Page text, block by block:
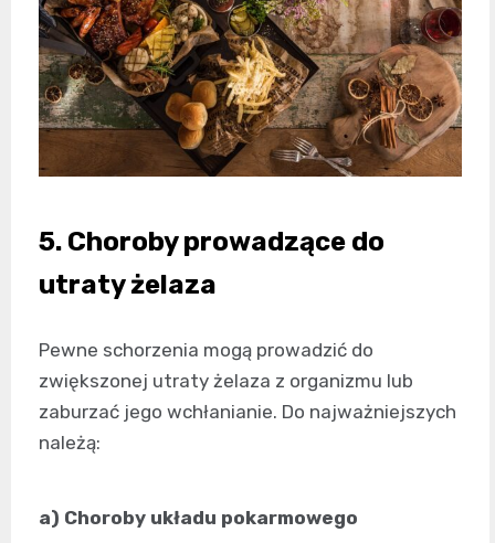
5. Choroby prowadzące do
utraty żelaza
Pewne schorzenia mogą prowadzić do
zwiększonej utraty żelaza z organizmu lub
zaburzać jego wchłanianie. Do najważniejszych
należą:
a) Choroby układu pokarmowego